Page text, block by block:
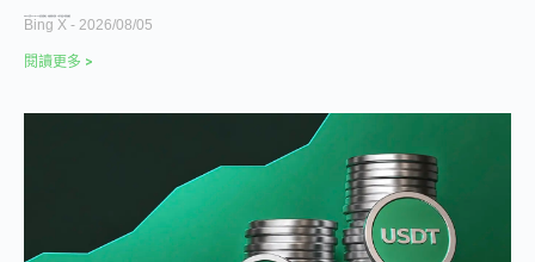
Bing X 2026/08/05
閱讀更多 >